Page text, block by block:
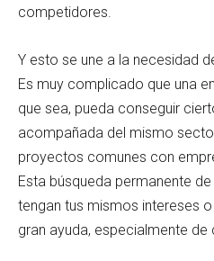
competidores.
Y esto se une a la necesidad
Es muy complicado que una
que sea, pueda conseguir
acompañada del mismo
proyectos comunes con
Esta búsqueda permanente
tengan tus mismos intereses
gran ayuda, especialmente de